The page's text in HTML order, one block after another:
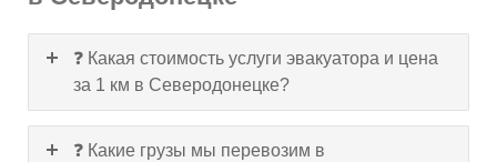
❓ Какая стоимость услуги эвакуатора и цена
за 1 км в Северодонецке?
❓ Какие грузы мы перевозим в